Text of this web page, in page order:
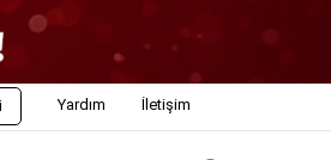
Yardım İletişim